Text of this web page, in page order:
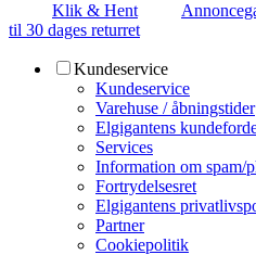
Klik & Hent
til 30 dages returret
Kundeservice
Kundeservice
Varehuse / åbningstider
Elgigantens
Services
Information om spam/
Fortrydelsesret
Elgigantens
Partner
Cookiepolitik